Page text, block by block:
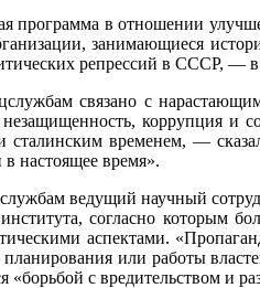
программа в отношении
занимающиеся
репрессий в СССР, —
связано с
коррупция и
сталинским временем, —
настоящее время».
ведущий научный
института, согласно
аспектами.
или работы
с вредительством и